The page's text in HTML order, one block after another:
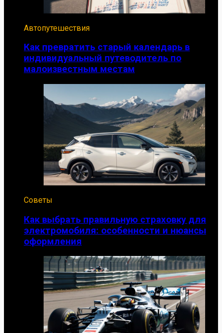
Автопутешествия
Как превратить старый календарь в
индивидуальный путеводитель по
малоизвестным местам
Советы
Как выбрать правильную страховку для
электромобиля: особенности и нюансы
оформления